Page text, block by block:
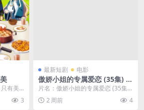
有美
我一
3
最新短剧 电影
傲娇小姐的专属爱恋 (35集) |
短剧
片名：傲娇小姐的专属爱恋 (35集)
| 短剧 分类：电影 年份：2026 详
情...2 周前 4